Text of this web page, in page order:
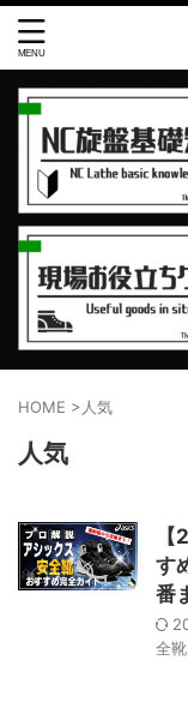
HOME >人気
人気
す
番
全靴